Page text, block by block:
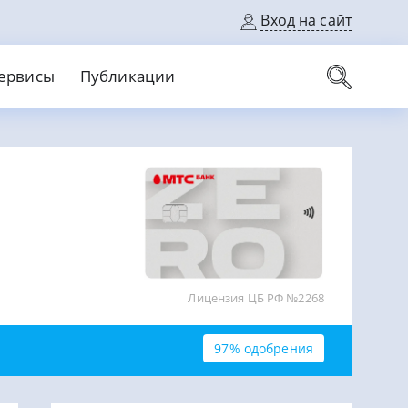
Вход на сайт
Без кредитной истории
Без справок
На длительный срок
Публикации
Лицензия ЦБ РФ №2268
97% одобрения